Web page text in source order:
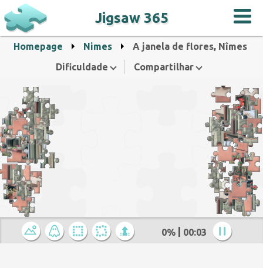
Jigsaw 365
Homepage Nimes
A janela de flores, Nîmes
Dificuldade
Compartilhar
0% 00:04